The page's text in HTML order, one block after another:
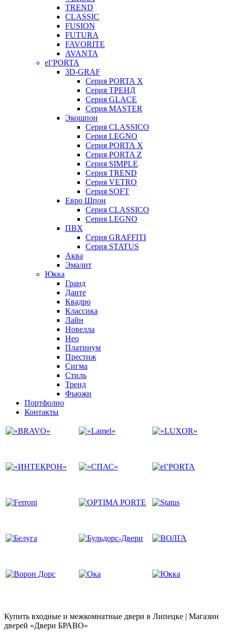
TREND
CLASSIC
FUSION
FUTURA
FAVORITE
AVANTA
el’PORTA
3D-GRAF
Серия PORTA X
Серия ТРЕНД
Серия GLACE
Серия MASTER
Экошпон
Серия CLASSICO
Серия LEGNO
Серия PORTA X
Серия PORTA Z
Серия SIMPLE
Серия TREND
Серия VETRO
Серия SOFT
Евро Шпон
Серия CLASSICO
Серия LEGNO
ПВХ
Серия GRAFFITI
Серия STATUS
Аква
Эмалит
Юкка
Гранд
Данте
Квадро
Классика
Лайн
Новелла
Нео
Платинум
Престиж
Сигма
Стиль
Тренд
Фьюжн
Портфолио
Контакты
Купить входные и межкомнатные двери в Липецке | Магазин
дверей «Двери БРАВО»